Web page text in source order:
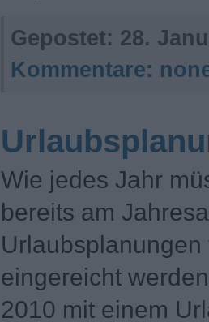
Gepostet: 28.
Kommentare:
Wie jedes Jahr
bereits am
eingereicht
2010 mit einem